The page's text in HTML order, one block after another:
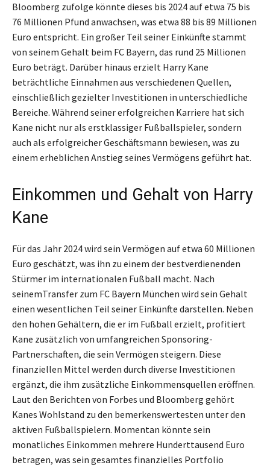
Bloomberg zufolge könnte dieses bis 2024 auf etwa 75 bis
76 Millionen Pfund anwachsen, was etwa 88 bis 89 Millionen
Euro entspricht. Ein großer Teil seiner Einkünfte stammt
von seinem Gehalt beim FC Bayern, das rund 25 Millionen
Euro beträgt. Darüber hinaus erzielt Harry Kane
beträchtliche Einnahmen aus verschiedenen Quellen,
einschließlich gezielter Investitionen in unterschiedliche
Bereiche. Während seiner erfolgreichen Karriere hat sich
Kane nicht nur als erstklassiger Fußballspieler, sondern
auch als erfolgreicher Geschäftsmann bewiesen, was zu
einem erheblichen Anstieg seines Vermögens geführt hat.
Einkommen und Gehalt von Harry
Kane
Für das Jahr 2024 wird sein Vermögen auf etwa 60 Millionen
Euro geschätzt, was ihn zu einem der bestverdienenden
Stürmer im internationalen Fußball macht. Nach
seinemTransfer zum FC Bayern München wird sein Gehalt
einen wesentlichen Teil seiner Einkünfte darstellen. Neben
den hohen Gehältern, die er im Fußball erzielt, profitiert
Kane zusätzlich von umfangreichen Sponsoring-
Partnerschaften, die sein Vermögen steigern. Diese
finanziellen Mittel werden durch diverse Investitionen
ergänzt, die ihm zusätzliche Einkommensquellen eröffnen.
Laut den Berichten von Forbes und Bloomberg gehört
Kanes Wohlstand zu den bemerkenswertesten unter den
aktiven Fußballspielern. Momentan könnte sein
monatliches Einkommen mehrere Hunderttausend Euro
betragen, was sein gesamtes finanzielles Portfolio